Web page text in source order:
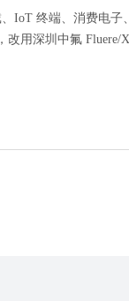
IoT 终端、消费电
改用深圳中氟